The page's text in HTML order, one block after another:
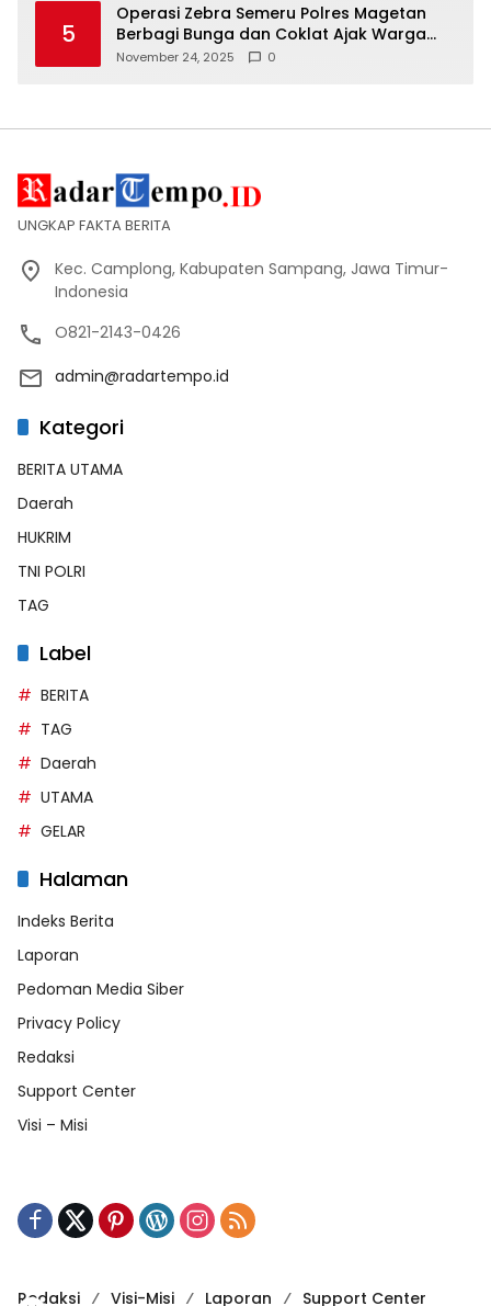
5
Operasi Zebra Semeru Polres Magetan
Berbagi Bunga dan Coklat Ajak Warga
Tertib Lalin
November 24, 2025 0
UNGKAP FAKTA BERITA
Kec. Camplong, Kabupaten Sampang, Jawa Timur-
Indonesia
O821-2143-0426
admin@radartempo.id
Kategori
BERITA UTAMA
Daerah
HUKRIM
TNI POLRI
TAG
Label
BERITA
TAG
Daerah
UTAMA
GELAR
Halaman
Indeks Berita
Laporan
Pedoman Media Siber
Privacy Policy
Redaksi
Support Center
Visi – Misi
Redaksi Visi-Misi Laporan Support Center